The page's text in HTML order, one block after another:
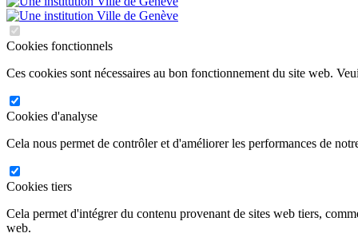
Cookies fonctionnels
Ces cookies sont nécessaires au bon fonctionnement du site web.
Cookies d'analyse
Cela nous permet de contrôler et d'améliorer les performances de
Cookies tiers
Cela permet d'intégrer du contenu provenant de sites web tiers,
web.